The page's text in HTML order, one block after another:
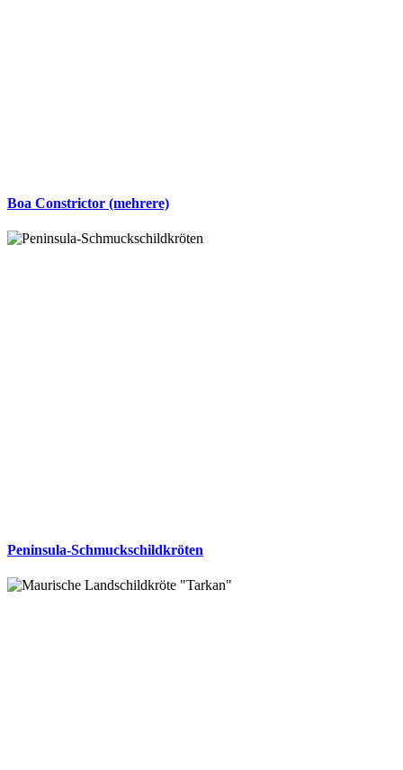
Boa Constrictor (mehrere)
Peninsula-Schmuckschildkröten